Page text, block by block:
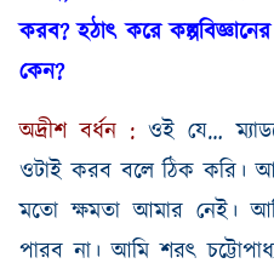
করব?হঠাৎ করে কল্পবিজ্ঞানের
কেন?
অদ্রীশ বর্ধন : ওই যে…
ওটাই করব বলে ঠিক করি।
মতো ক্ষমতা আমার নেই।
পারব না। আমি শরৎ